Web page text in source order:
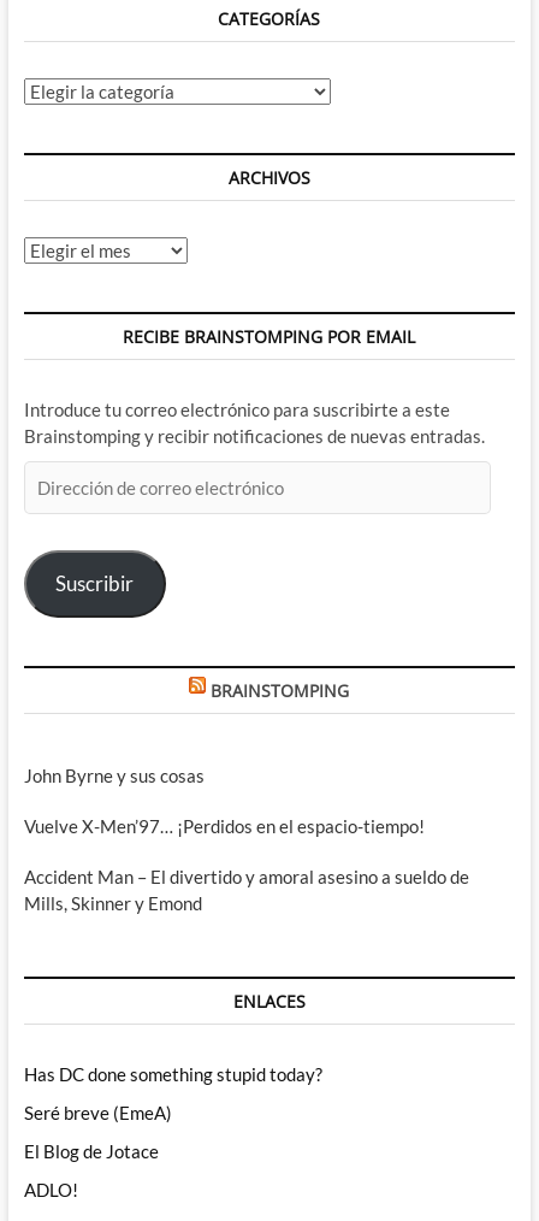
CATEGORÍAS
Categorías
ARCHIVOS
Archivos
RECIBE BRAINSTOMPING POR EMAIL
Introduce tu correo electrónico para suscribirte a este
Brainstomping y recibir notificaciones de nuevas entradas.
de
electrónico
Suscribir
BRAINSTOMPING
John Byrne y sus cosas
Vuelve X-Men’97… ¡Perdidos en el espacio-tiempo!
Accident Man – El divertido y amoral asesino a sueldo de
Mills, Skinner y Emond
ENLACES
Has DC done something stupid today?
Seré breve (EmeA)
El Blog de Jotace
ADLO!